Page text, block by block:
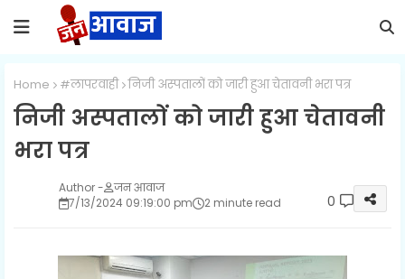
Home #लापरवाही निजी अस्पतालों को जारी हुआ चेतावनी भरा पत्र
निजी अस्पतालों को जारी हुआ चेतावनी
भरा पत्र
जन आवाज
7/13/2024 09:19:00 pm
2 minute read 0